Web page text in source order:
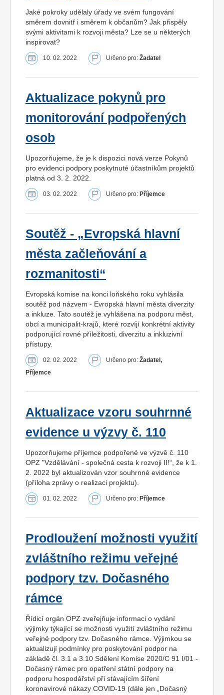
Jaké pokroky udělaly úřady ve svém fungování
směrem dovnitř i směrem k občanům? Jak přispěly
svými aktivitami k rozvoji města? Lze se u některých
inspirovat?
10. 02. 2022 Určeno pro: Žadatel
Aktualizace pokynů pro
monitorování podpořených
osob
Upozorňujeme, že je k dispozici nová verze Pokynů
pro evidenci podpory poskytnuté účastníkům projektů
platná od 3. 2. 2022.
03. 02. 2022 Určeno pro: Příjemce
Soutěž - „Evropská hlavní
města začleňování a
rozmanitosti“
Evropská komise na konci loňského roku vyhlásila
soutěž pod názvem - Evropská hlavní města diverzity
a inkluze. Tato soutěž je vyhlášena na podporu měst,
obcí a municipalit-krajů, které rozvíjí konkrétní aktivity
podporující rovné příležitosti, diverzitu a inkluzivní
přístupy.
02. 02. 2022 Určeno pro: Žadatel,
Příjemce
Aktualizace vzoru souhrnné
evidence u výzvy č. 110
Upozorňujeme příjemce podpořené ve výzvě č. 110
OPZ "Vzdělávání - společná cesta k rozvoji II!“, že k 1.
2. 2022 byl aktualizován vzor souhrnné evidence
(příloha zprávy o realizaci projektu).
01. 02. 2022 Určeno pro: Příjemce
Prodloužení možnosti využití
zvláštního režimu veřejné
podpory tzv. Dočasného
rámce
Řídicí orgán OPZ zveřejňuje informaci o vydání
výjimky týkající se možnosti využití zvláštního režimu
veřejné podpory tzv. Dočasného rámce. Výjimkou se
aktualizují podmínky pro poskytování podpor na
základě čl. 3.1 a 3.10 Sdělení Komise 2020/C 91 I/01 -
Dočasný rámec pro opatření státní podpory na
podporu hospodářství při stávajícím šíření
koronavirové nákazy COVID-19 (dále jen „Dočasný